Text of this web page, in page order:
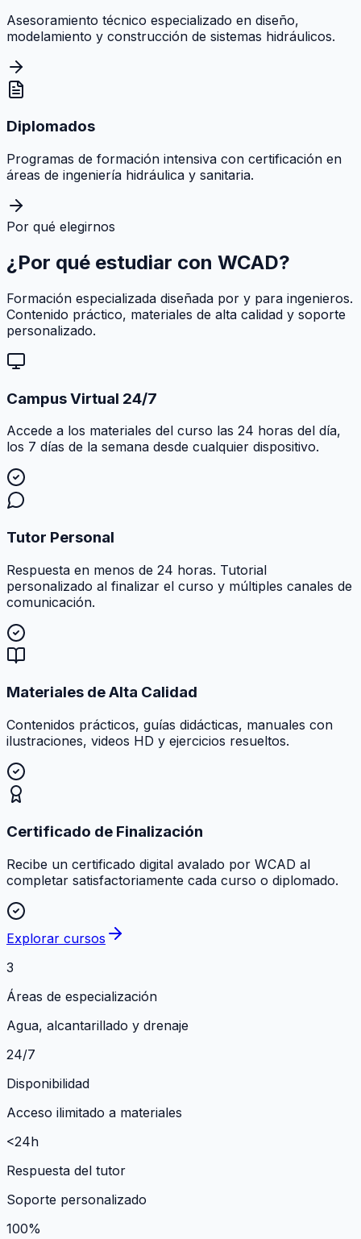
Asesoramiento técnico especializado en diseño,
modelamiento y construcción de sistemas hidráulicos.
Diplomados
Programas de formación intensiva con certificación en
áreas de ingeniería hidráulica y sanitaria.
Por qué elegirnos
¿Por qué estudiar con WCAD?
Formación especializada diseñada por y para ingenieros.
Contenido práctico, materiales de alta calidad y soporte
personalizado.
Campus Virtual 24/7
Accede a los materiales del curso las 24 horas del día,
los 7 días de la semana desde cualquier dispositivo.
Tutor Personal
Respuesta en menos de 24 horas. Tutorial
personalizado al finalizar el curso y múltiples canales de
comunicación.
Materiales de Alta Calidad
Contenidos prácticos, guías didácticas, manuales con
ilustraciones, videos HD y ejercicios resueltos.
Certificado de Finalización
Recibe un certificado digital avalado por WCAD al
completar satisfactoriamente cada curso o diplomado.
Explorar cursos
3
Áreas de especialización
Agua, alcantarillado y drenaje
24/7
Disponibilidad
Acceso ilimitado a materiales
<24h
Respuesta del tutor
Soporte personalizado
100%